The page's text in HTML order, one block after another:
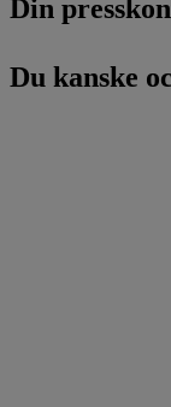
Din
Du kanske